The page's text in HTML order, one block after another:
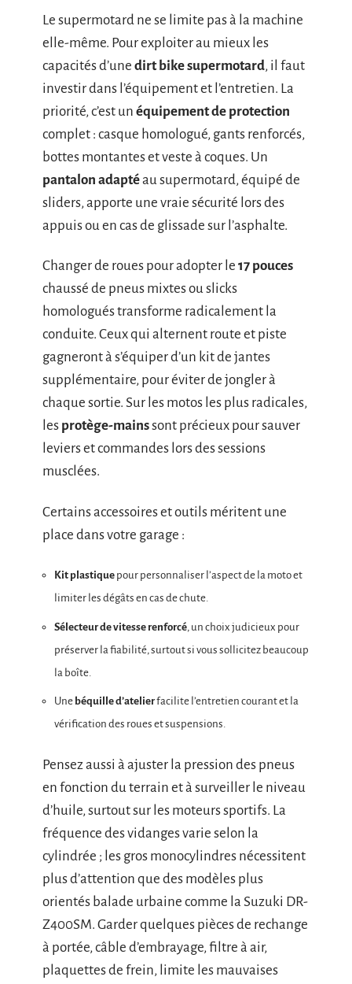
Le supermotard ne se limite pas à la machine
elle-même. Pour exploiter au mieux les
capacités d’une dirt bike supermotard, il faut
investir dans l’équipement et l’entretien. La
priorité, c’est un équipement de protection
complet : casque homologué, gants renforcés,
bottes montantes et veste à coques. Un
pantalon adaptéau supermotard, équipé de
sliders, apporte une vraie sécurité lors des
appuis ou en cas de glissade sur l’asphalte.
Changer de roues pour adopter le 17 pouces
chaussé de pneus mixtes ou slicks
homologués transforme radicalement la
conduite. Ceux qui alternent route et piste
gagneront à s’équiper d’un kit de jantes
supplémentaire, pour éviter de jongler à
chaque sortie. Sur les motos les plus radicales,
les protège-mainssont précieux pour sauver
leviers et commandes lors des sessions
musclées.
Certains accessoires et outils méritent une
place dans votre garage :
Kit plastique pour personnaliser l’aspect de la moto et
limiter les dégâts en cas de chute.
Sélecteur de vitesse renforcé, un choix judicieux pour
préserver la fiabilité, surtout si vous sollicitez beaucoup
la boîte.
Une béquille d’atelierfacilite l’entretien courant et la
vérification des roues et suspensions.
Pensez aussi à ajuster la pression des pneus
en fonction du terrain et à surveiller le niveau
d’huile, surtout sur les moteurs sportifs. La
fréquence des vidanges varie selon la
cylindrée ; les gros monocylindres nécessitent
plus d’attention que des modèles plus
orientés balade urbaine comme la Suzuki DR-
Z400SM. Garder quelques pièces de rechange
à portée, câble d’embrayage, filtre à air,
plaquettes de frein, limite les mauvaises